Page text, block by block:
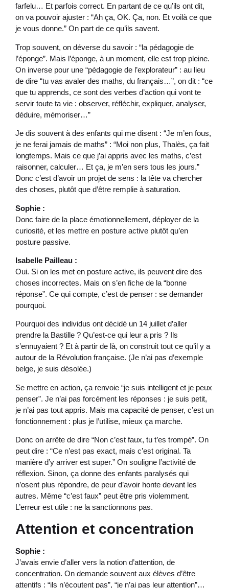
farfelu… Et parfois correct. En partant de ce qu’ils ont dit,
on va pouvoir ajuster : “Ah ça, OK. Ça, non. Et voilà ce que
je vous donne.” On part de ce qu’ils savent.
Trop souvent, on déverse du savoir : “la pédagogie de
l’éponge”. Mais l’éponge, à un moment, elle est trop pleine.
On inverse pour une “pédagogie de l’explorateur” : au lieu
de dire “tu vas avaler des maths, du français…”, on dit : “ce
que tu apprends, ce sont des verbes d’action qui vont te
servir toute ta vie : observer, réfléchir, expliquer, analyser,
déduire, mémoriser…”
Je dis souvent à des enfants qui me disent : “Je m’en fous,
je ne ferai jamais de maths” : “Moi non plus, Thalès, ça fait
longtemps. Mais ce que j’ai appris avec les maths, c’est
raisonner, calculer… Et ça, je m’en sers tous les jours.”
Donc c’est d’avoir un projet de sens : la tête va chercher
des choses, plutôt que d’être remplie à saturation.
Sophie :
Donc faire de la place émotionnellement, déployer de la
curiosité, et les mettre en posture active plutôt qu’en
posture passive.
Isabelle Pailleau :
Oui. Si on les met en posture active, ils peuvent dire des
choses incorrectes. Mais on s’en fiche de la “bonne
réponse”. Ce qui compte, c’est de penser : se demander
pourquoi.
Pourquoi des individus ont décidé un 14 juillet d’aller
prendre la Bastille ? Qu’est-ce qui leur a pris ? Ils
s’ennuyaient ? Et à partir de là, on construit tout ce qu’il y a
autour de la Révolution française. (Je n’ai pas d’exemple
belge, je suis désolée.)
Se mettre en action, ça renvoie “je suis intelligent et je peux
penser”. Je n’ai pas forcément les réponses : je suis petit,
je n’ai pas tout appris. Mais ma capacité de penser, c’est un
fonctionnement : plus je l’utilise, mieux ça marche.
Donc on arrête de dire “Non c’est faux, tu t’es trompé”. On
peut dire : “Ce n’est pas exact, mais c’est original. Ta
manière d’y arriver est super.” On souligne l’activité de
réflexion. Sinon, ça donne des enfants paralysés qui
n’osent plus répondre, de peur d’avoir honte devant les
autres. Même “c’est faux” peut être pris violemment.
L’erreur est utile : ne la sanctionnons pas.
Attention et concentration
Sophie :
J’avais envie d’aller vers la notion d’attention, de
concentration. On demande souvent aux élèves d’être
attentifs : “ils n’écoutent pas”, “je n’ai pas leur attention”…